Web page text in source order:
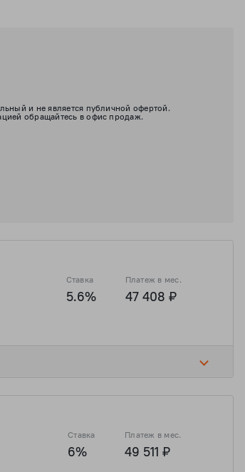
и не является публичной офертой.
обращайтесь в офис продаж.
Ставка
5.6%
Платеж в мес.
47 408 ₽
Ставка
6%
Платеж в мес.
49 511 ₽